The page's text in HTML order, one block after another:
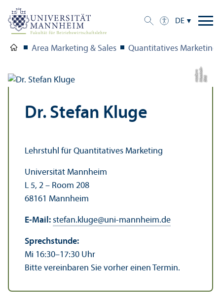
DE
Area Marketing & Sales Quanti­tatives
Bil
d:
kl
a
s
si
s
ch-m
o
d
e
r
n
Dr. Stefan Kluge
Lehr­stuhl für Quanti­tatives Marketing
Universität Mannheim
L 5, 2 – Room 208
68161 Mannheim
E-Mail: stefan.kluge@uni-mannheim.de
Sprechstunde:
Mi 16:30–17:30 Uhr
Bitte vereinbaren Sie vorher einen Termin.